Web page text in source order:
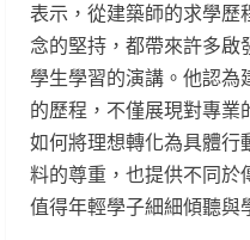
表示，從建築師的求學歷
念的堅持，都帶來許多啟
學生學習的演講。他認為
的歷程，不僅展現對專
如何將理想轉化為具體行
料的尊重，也提供不同於
值得年輕學子細細傾聽與